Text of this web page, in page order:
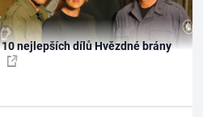
10 nejlepších dílů Hvězdné brány